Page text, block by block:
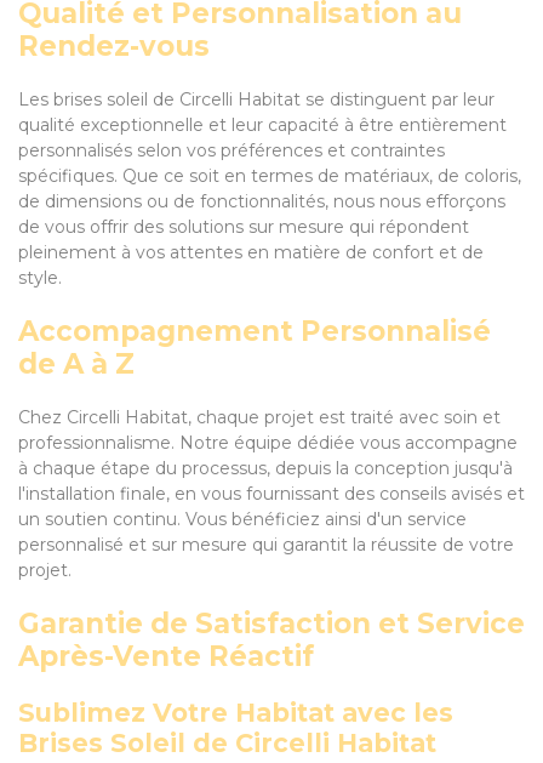
Qualité et Personnalisation au
Rendez-vous
Les brises soleil de Circelli Habitat se distinguent par leur
qualité exceptionnelle et leur capacité à être entièrement
personnalisés selon vos préférences et contraintes
spécifiques. Que ce soit en termes de matériaux, de coloris,
de dimensions ou de fonctionnalités, nous nous efforçons
de vous offrir des solutions sur mesure qui répondent
pleinement à vos attentes en matière de confort et de
style.
Accompagnement Personnalisé
de A à Z
Chez Circelli Habitat, chaque projet est traité avec soin et
professionnalisme. Notre équipe dédiée vous accompagne
à chaque étape du processus, depuis la conception jusqu'à
l'installation finale, en vous fournissant des conseils avisés et
un soutien continu. Vous bénéficiez ainsi d'un service
personnalisé et sur mesure qui garantit la réussite de votre
projet.
Garantie de Satisfaction et Service
Après-Vente Réactif
Sublimez Votre Habitat avec les
Brises Soleil de Circelli Habitat